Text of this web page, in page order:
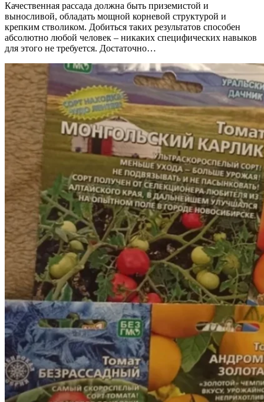
Качественная рассада должна быть приземистой и
выносливой, обладать мощной корневой структурой и
крепким стволиком. Добиться таких результатов способен
абсолютно любой человек – никаких специфических навыков
для этого не требуется. Достаточно…